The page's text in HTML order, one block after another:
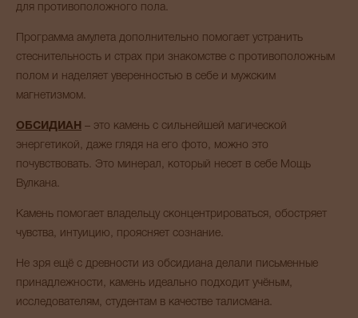
для противоположного пола.
Программа амулета дополнительно помогает устранить
стеснительность и страх при знакомстве с противоположным
полом и наделяет уверенностью в себе и мужским
магнетизмом.
ОБСИДИАН – это камень с сильнейшей магической
энергетикой, даже глядя на его фото, можно это
почувствовать. Это минерал, который несет в себе Мощь
Вулкана.
Камень помогает владельцу сконцентрироваться, обостряет
чувства, интуицию, проясняет сознание.
Не зря ещё с древности из обсидиана делали письменные
принадлежности, камень идеально подходит учёным,
исследователям, студентам в качестве талисмана.